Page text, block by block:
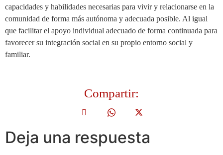
capacidades y habilidades necesarias para vivir y relacionarse en la
comunidad de forma más autónoma y adecuada posible. Al igual
que facilitar el apoyo individual adecuado de forma continuada para
favorecer su integración social en su propio entorno social y
familiar.
Compartir:
Deja una respuesta